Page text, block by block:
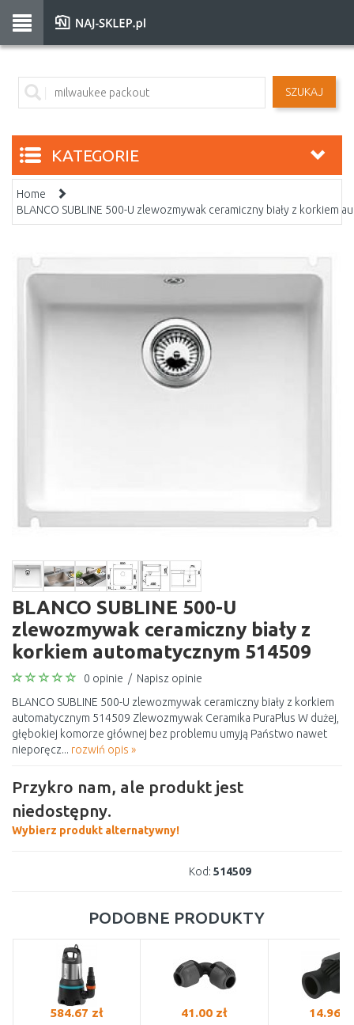
SZUKAJ
KATEGORIE
Home
BLANCO SUBLINE 500-U zlewozmywak ceramiczny biały z korkiem
BLANCO SUBLINE 500-U
zlewozmywak ceramiczny biały z
korkiem automatycznym 514509
0 opinie / Napisz opinie
BLANCO SUBLINE 500-U zlewozmywak ceramiczny biały z korkiem
automatycznym 514509 Zlewozmywak Ceramika PuraPlus W dużej,
głębokiej komorze głównej bez problemu umyją Państwo nawet
nieporęcz... rozwiń opis »
Przykro nam, ale produkt jest
niedostępny.
Wybierz produkt alternatywny!
Kod: 514509
PODOBNE PRODUKTY
584.67 zł 41.00 zł 14.96